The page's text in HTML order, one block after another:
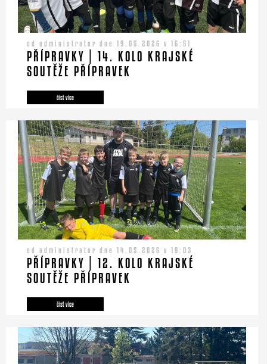
od administrator dne 19.05.2026 v 16:51
PŘÍPRAVKY | 14. KOLO KRAJSKÉ
SOUTĚŽE PŘÍPRAVEK
číst více
od administrator dne 14.05.2026 v 19:03
PŘÍPRAVKY | 12. KOLO KRAJSKÉ
SOUTĚŽE PŘÍPRAVEK
číst více